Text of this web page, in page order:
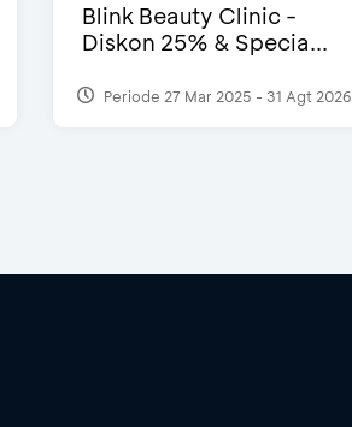
Blink Beauty Clinic -
Diskon 25% & Specia...
Periode 27 Mar 2025 - 31 Agt 2026